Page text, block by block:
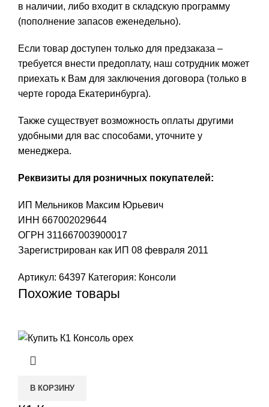
в наличии, либо входит в складскую программу
(пополнение запасов еженедельно).
Если товар доступен только для предзаказа –
требуется внести предоплату, наш сотрудник может
приехать к Вам для заключения договора (только в
черте города Екатеринбурга).
Также существует возможность оплаты другими
удобными для вас способами, уточните у
менеджера.
Реквизиты для розничных покупателей:
ИП Мельников Максим Юрьевич
ИНН 667002029644
ОГРН 311667003900017
Зарегистрирован как ИП 08 февраля 2011
Артикул: 64397 Категория: Консоли
Похожие товары
В КОРЗИНУ